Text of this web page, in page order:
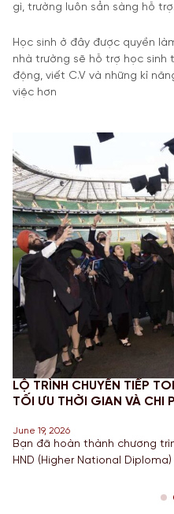
gì, trường luôn sẳn sàng hỗ trợ.
Học sinh ở đây được quyền
nhà trường sẽ hỗ trợ học sinh
động, viết C.V và những kỉ
việc hơn
LỘ TRÌNH CHUYỂN TIẾP
TỐI ƯU THỜI GIAN VÀ CHI
June 19, 2026
Bạn đã hoàn thành chương
HND (Higher National
Quốc gia có nền giáo dục